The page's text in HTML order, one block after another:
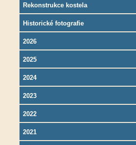
Rekonstrukce kostela
Historické fotografie
2026
2025
2024
2023
2022
2021